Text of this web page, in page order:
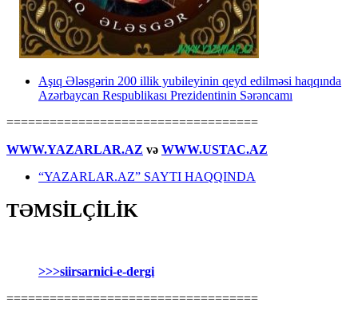
Aşıq Ələsgərin 200 illik yubileyinin qeyd edilməsi haqqında
Azərbaycan Respublikası Prezidentinin Sərəncamı
===================================
WWW.YAZARLAR.AZ və WWW.USTAC.AZ
“YAZARLAR.AZ” SAYTI HAQQINDA
TƏMSİLÇİLİK
>>>siirsarnici-e-dergi
===================================